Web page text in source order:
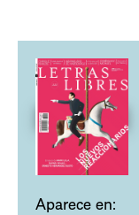
Aparece en: